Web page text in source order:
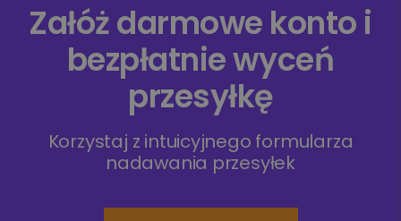
Załóż darmowe konto i
bezpłatnie wyceń
przesyłkę
Korzystaj z intuicyjnego formularza
nadawania przesyłek